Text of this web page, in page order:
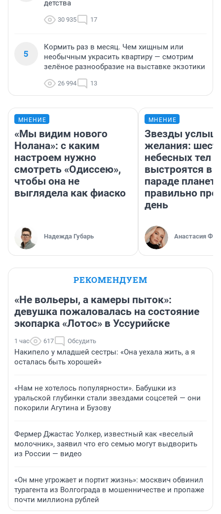
детства
30 935 17
5
Кормить раз в месяц. Чем хищным или
необычным украсить квартиру — смотрим
зелёное разнообразие на выставке экзотики
26 994 13
МНЕНИЕ
«Мы видим нового
Нолана»: с каким
настроем нужно
смотреть «Одиссею»,
чтобы она не
выглядела как фиаско
Надежда Губарь
МНЕНИЕ
Звезды
желания:
небесных тел
выстроятся в
параде планет
правильно
день
Анастасия
РЕКОМЕНДУЕМ
«Не вольеры, а камеры пыток»:
девушка пожаловалась на состояние
экопарка «Лотос» в Уссурийске
1 час 617 Обсудить
Накипело у младшей сестры: «Она уехала жить, а я
осталась быть хорошей»
«Нам не хотелось популярности». Бабушки из
уральской глубинки стали звездами соцсетей — они
покорили Агутина и Бузову
Фермер Джастас Уолкер, известный как «веселый
молочник», заявил что его семью могут выдворить
из России — видео
«Он мне угрожает и портит жизнь»: москвич обвинил
турагента из Волгограда в мошенничестве и пропаже
почти миллиона рублей